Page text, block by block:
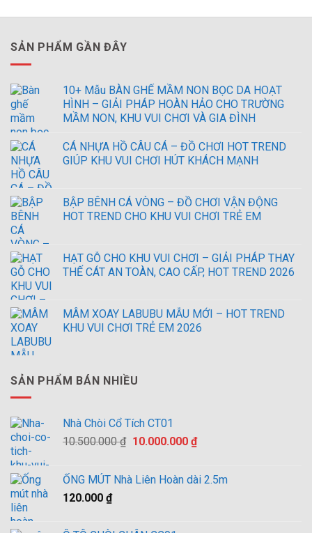
SẢN PHẨM GẦN ĐÂY
10+ Mẫu BÀN GHẾ MẦM NON BỌC DA HOẠT
HÌNH – GIẢI PHÁP HOÀN HẢO CHO TRƯỜNG
MẦM NON, KHU VUI CHƠI VÀ GIA ĐÌNH
CÁ NHỰA HỒ CÂU CÁ – ĐỒ CHƠI HOT TREND
GIÚP KHU VUI CHƠI HÚT KHÁCH MẠNH
BẬP BÊNH CÁ VÒNG – ĐỒ CHƠI VẬN ĐỘNG
HOT TREND CHO KHU VUI CHƠI TRẺ EM
HẠT GỖ CHO KHU VUI CHƠI – GIẢI PHÁP THAY
THẾ CÁT AN TOÀN, CAO CẤP, HOT TREND 2026
MÂM XOAY LABUBU MẪU MỚI – HOT TREND
KHU VUI CHƠI TRẺ EM 2026
SẢN PHẨM BÁN NHIỀU
Nhà Chòi Cổ Tích CT01
10.500.000₫ Giá
10.500.000 ₫.
10.000.000 ₫Giá
là:
ỐNG MÚT Nhà Liên Hoàn dài 2.5m
120.000 ₫